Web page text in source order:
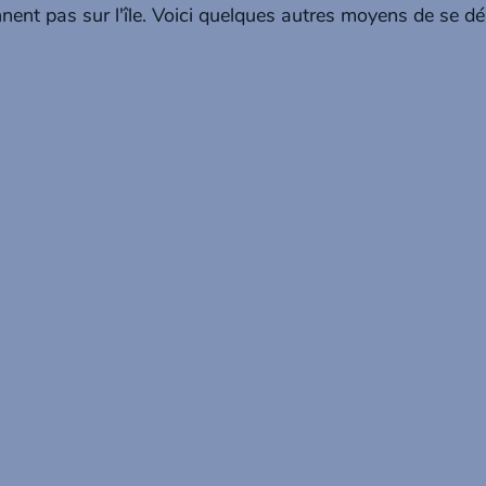
pas sur l'île. Voici quelques autres moyens de se